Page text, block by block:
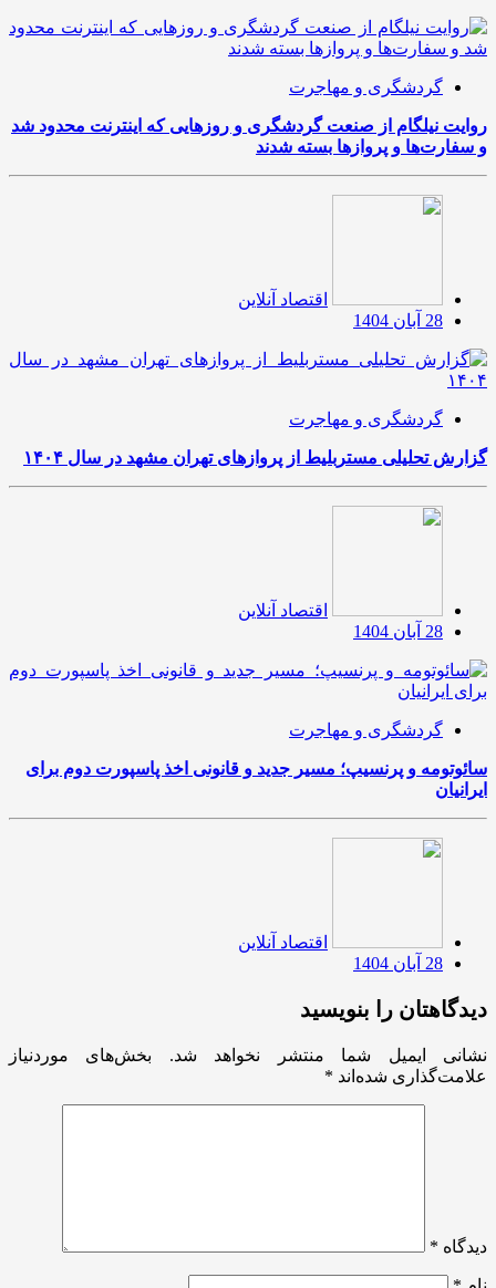
گردشگری و مهاجرت
روایت نیلگام از صنعت گردشگری و روزهایی که اینترنت محدود شد
و سفارت‌ها و پروازها بسته شدند
اقتصاد آنلاین
28 آبان 1404
گردشگری و مهاجرت
گزارش تحلیلی مستربلیط از پروازهای تهران مشهد در سال ۱۴۰۴
اقتصاد آنلاین
28 آبان 1404
گردشگری و مهاجرت
سائوتومه و پرنسیپ؛ مسیر جدید و قانونی اخذ پاسپورت دوم برای
ایرانیان
اقتصاد آنلاین
28 آبان 1404
دیدگاهتان را بنویسید
نشانی ایمیل شما منتشر نخواهد شد.
بخش‌های موردنیاز
علامت‌گذاری شده‌اند *
دیدگاه *